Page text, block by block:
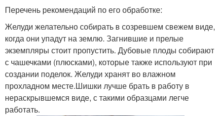
Перечень рекомендаций по его обработке:
Желуди желательно собирать в созревшем свежем виде,
когда они упадут на землю. Загнившие и прелые
экземпляры стоит пропустить. Дубовые плоды собирают
с чашечками (плюсками), которые также используют при
создании поделок. Желуди хранят во влажном
прохладном месте.Шишки лучше брать в работу в
нераскрывшемся виде, с такими образцами легче
работать.